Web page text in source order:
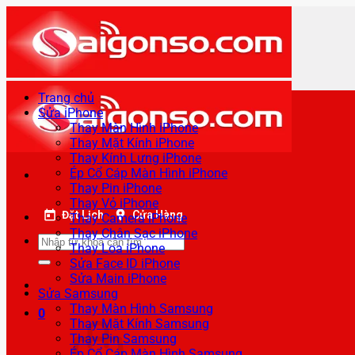
qua
nội
dung
Đặt Lịch Cửa Hàng
Tìm
kiếm:
0
Trang chủ
Sửa iPhone
Thay Màn Hình iPhone
Thay Mặt Kính iPhone
Thay Kính Lưng iPhone
Ép Cổ Cáp Màn Hình iPhone
Thay Pin iPhone
Thay Vỏ iPhone
Thay Camera iPhone
Thay Chân Sạc iPhone
Thay Loa iPhone
Sửa Face ID iPhone
Sửa Main iPhone
Sửa Samsung
Thay Màn Hình Samsung
Thay Mặt Kính Samsung
Thay Pin Samsung